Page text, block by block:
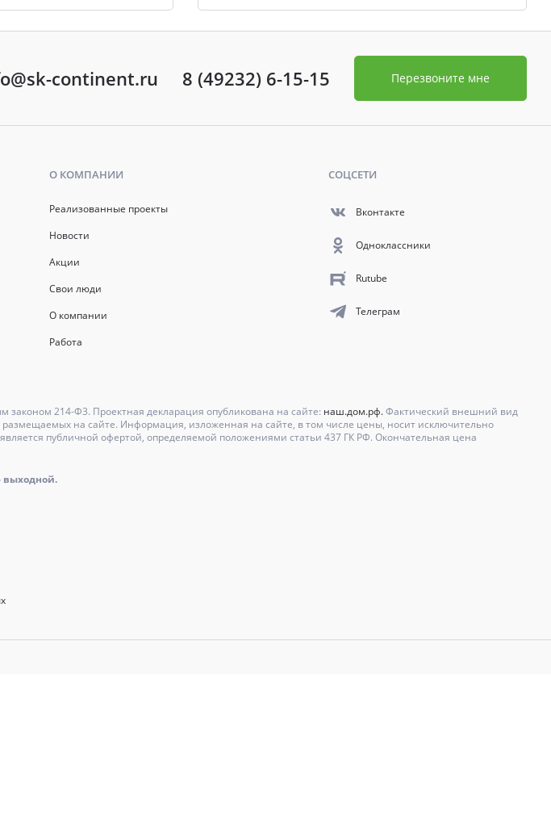
continent.ru 8 (49232) 6-15-15 Перезвоните мне
О КОМПАНИИ
Реализованные проекты
Новости
Акции
Свои люди
О компании
Работа
СОЦСЕТИ
Вконтакте
Одноклассники
Rutube
Телеграм
законом 214-Ф3. Проектная декларация опубликована на сайте: наш.дом.рф.Фактический внешний вид
на сайте. Информация, изложенная на сайте, в том числе цены, носит исключительно
публичной офертой, определяемой положениями статьи 437 ГК РФ. Окончательная цена
выходной.